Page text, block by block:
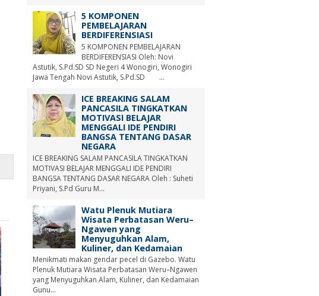
5 KOMPONEN
PEMBELAJARAN
BERDIFERENSIASI
5 KOMPONEN PEMBELAJARAN
BERDIFERENSIASI Oleh: Novi
Astutik, S.Pd.SD SD Negeri 4 Wonogiri, Wonogiri
Jawa Tengah Novi Astutik, S.Pd.SD ...
ICE BREAKING SALAM
PANCASILA TINGKATKAN
MOTIVASI BELAJAR
MENGGALI IDE PENDIRI
BANGSA TENTANG DASAR
NEGARA
ICE BREAKING SALAM PANCASILA TINGKATKAN
MOTIVASI BELAJAR MENGGALI IDE PENDIRI
BANGSA TENTANG DASAR NEGARA Oleh : Suheti
Priyani, S.Pd Guru M...
Watu Plenuk Mutiara
Wisata Perbatasan Weru–
Ngawen yang
Menyuguhkan Alam,
Kuliner, dan Kedamaian
Menikmati makan gendar pecel di Gazebo. Watu
Plenuk Mutiara Wisata Perbatasan Weru–Ngawen
yang Menyuguhkan Alam, Kuliner, dan Kedamaian
Gunu...